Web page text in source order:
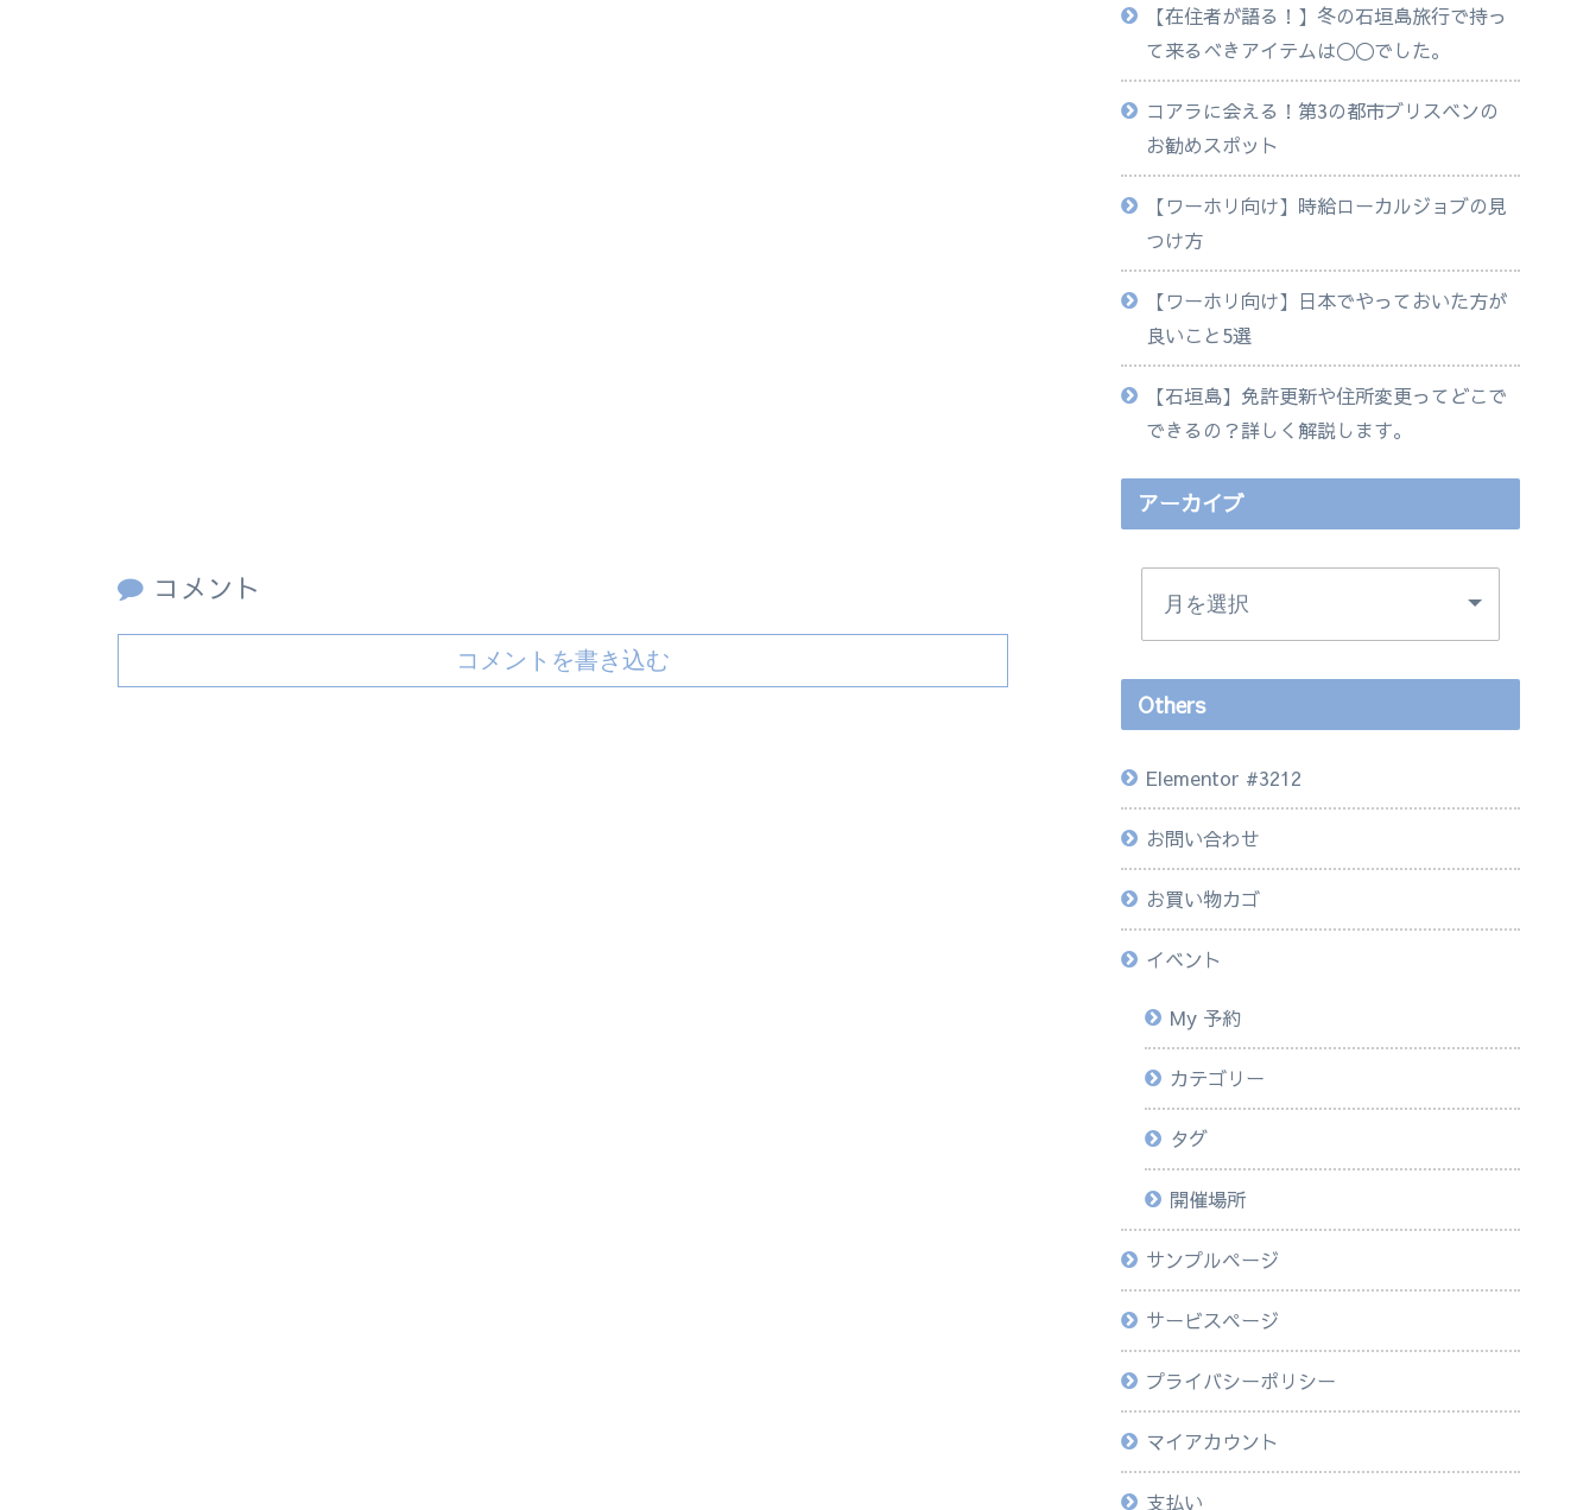
コメント
コメントを書き込む
【在住者が語る！】冬の石垣島旅行で持っ
て来るべきアイテムは◯◯でした。
コアラに会える！第3の都市ブリスベンの
お勧めスポット
【ワーホリ向け】時給ローカルジョブの見
つけ方
【ワーホリ向け】日本でやっておいた方が
良いこと5選
【石垣島】免許更新や住所変更ってどこで
できるの？詳しく解説します。
アーカイブ
Others
Elementor #3212
お問い合わせ
お買い物カゴ
イベント
My 予約
カテゴリー
タグ
開催場所
サンプルページ
サービスページ
プライバシーポリシー
マイアカウント
支払い